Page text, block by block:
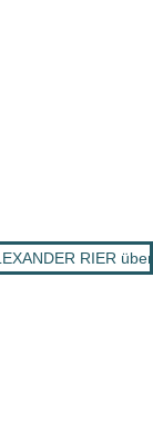
RIER